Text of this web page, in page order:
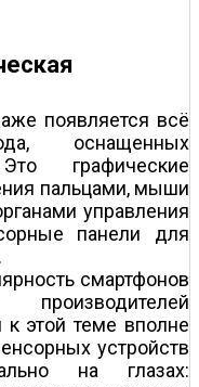
появляется всё
оснащенных
графические
пальцами, мыши
управления
панели для
смартфонов
к этой теме вполне
устройств
на глазах: